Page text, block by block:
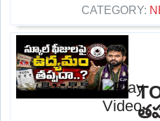
CATEGORY: